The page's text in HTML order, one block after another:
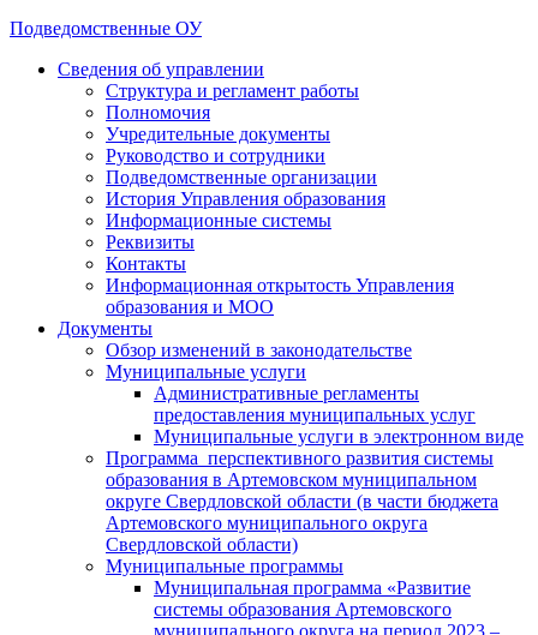
Подведомственные ОУ
Сведения об управлении
Структура и регламент работы
Полномочия
Учредительные документы
Руководство и сотрудники
Подведомственные организации
История Управления образования
Информационные системы
Реквизиты
Контакты
Информационная открытость Управления
образования и МОО
Документы
Обзор изменений в законодательстве
Муниципальные услуги
Административные регламенты
предоставления муниципальных услуг
Муниципальные услуги в электронном виде
Программа перспективного развития системы
образования в Артемовском муниципальном
округе Свердловской области (в части бюджета
Артемовского муниципального округа
Свердловской области)
Муниципальные программы
Муниципальная программа «Развитие
системы образования Артемовского